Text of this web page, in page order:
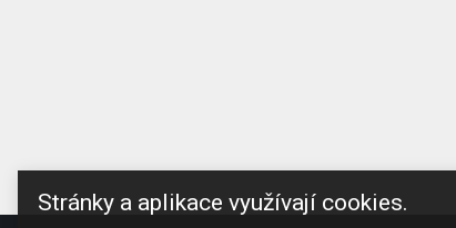
Stránky a aplikace využívají cookies.